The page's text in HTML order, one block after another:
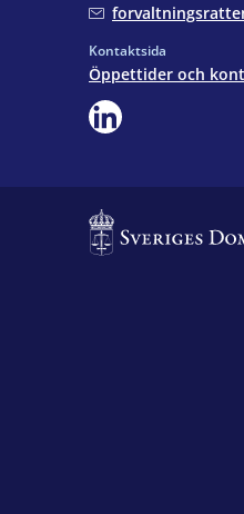
Kontaktsida
Öppettider och